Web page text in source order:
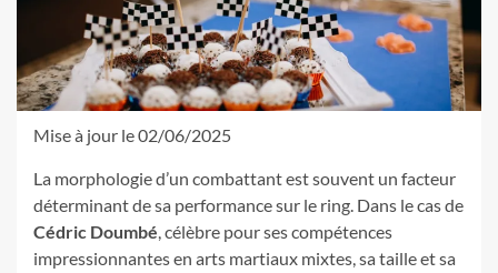
Mise à jour le 02/06/2025
La morphologie d’un combattant est souvent un facteur
déterminant de sa performance sur le ring. Dans le cas de
Cédric Doumbé, célèbre pour ses compétences
impressionnantes en arts martiaux mixtes, sa taille et sa